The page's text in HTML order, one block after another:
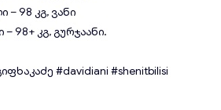
– 98 კგ, ვანი
98+ კგ, გურჯაანი.
#davidiani #shenitbilisi